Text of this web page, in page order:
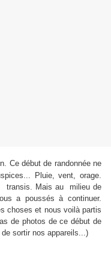
Ce début de randonnée ne
Pluie, vent, orage.
transis. Mais au milieu de
a poussés à continuer.
choses et nous voilà partis
de photos de ce début de
sortir nos appareils...)